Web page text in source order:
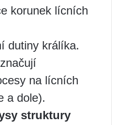
korunek lícních
dutiny králíka.
na lícních
a dole).
struktury